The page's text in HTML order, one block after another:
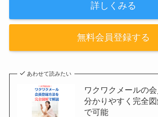
詳しくみる
無料会員登録する
あわせて読みたい
ワクワクメールの
分かりやすく完全
で可能